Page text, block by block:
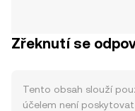
Zřeknutí se
Tento obsah slouží
účelem není